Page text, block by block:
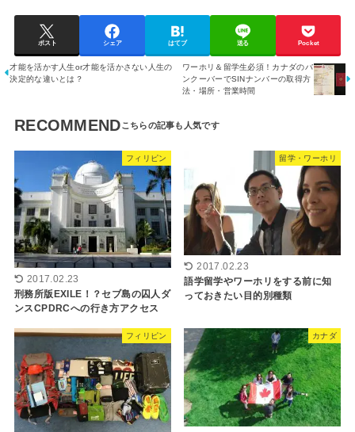
ポスト シェア はてブ 送る Pocket
才能を活かす人生or才能を活かさない人生の
決定的な違いとは？
ワーホリ＆留学生必須！カナダのバ
ンクーバーでSINナンバーの取得方
法・場所・営業時間
RECOMMEND
フィリピン
2017.02.23
刑務所版EXILE！？セブ島の囚人ダ
ンスCPDRCへの行き方アクセス
留学・ワーホリ
2017.02.23
語学留学やワーホリをする前に知
っておきたい目的別種類
フィリピン カナダ